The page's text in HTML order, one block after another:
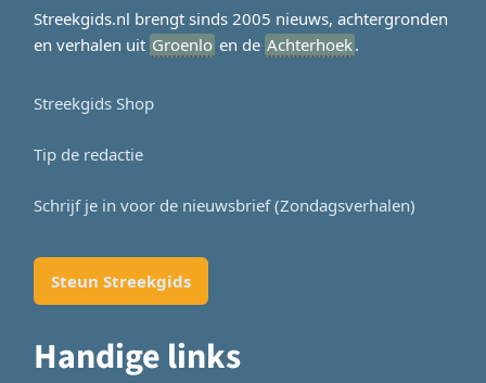
Streekgids.nl brengt sinds 2005 nieuws, achtergronden
en verhalen uit Groenlo en de Achterhoek.
Streekgids Shop
Tip de redactie
Schrijf je in voor de nieuwsbrief (Zondagsverhalen)
Steun Streekgids
Handige links